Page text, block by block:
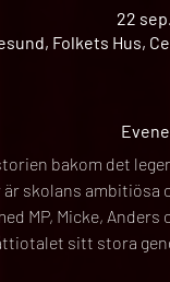
22
Folkets Hus,
bakom det
skolans ambitiösa
MP, Micke,
sitt stora